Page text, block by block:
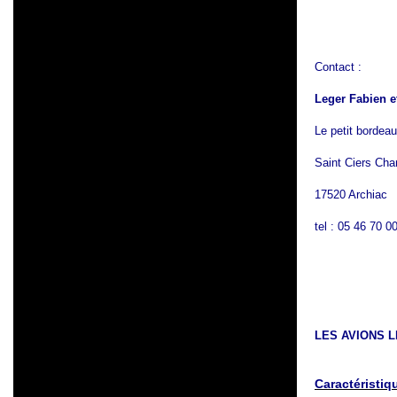
Contact :
Leger Fabien
Le petit bordeau
Saint Ciers
17520 Archiac
tel : 05 46 70
LES AVIONS